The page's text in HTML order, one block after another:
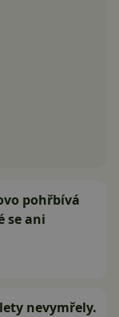
pohřbívá
se ani
nevymřely.